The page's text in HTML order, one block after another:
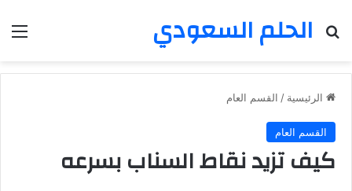
الحلم السعودي
بحث عن
الرئيسية / القسم العام
القسم العام
كيف تزيد نقاط السناب بسرعه